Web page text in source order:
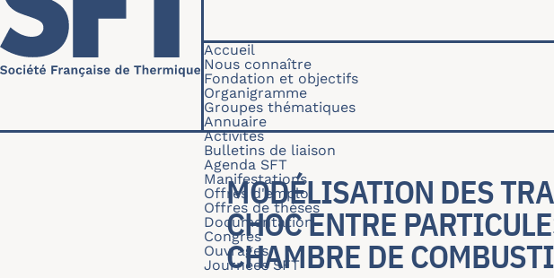
Navigation principale
Accueil
Nous connaître
Fondation et objectifs
Organigramme
Groupes thématiques
Annuaire
Activités
Bulletins de liaison
Agenda SFT
Manifestations
Offres d'emploi
Offres de thèses
Documentation
Congrès
Ouvrages
Journées SFT
MODÉLISATION DES
CHOC ENTRE
CHAMBRE DE